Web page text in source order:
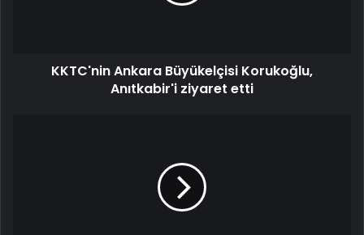
KKTC'nin Ankara Büyükelçisi Korukoğlu,
Anıtkabir'i ziyaret etti